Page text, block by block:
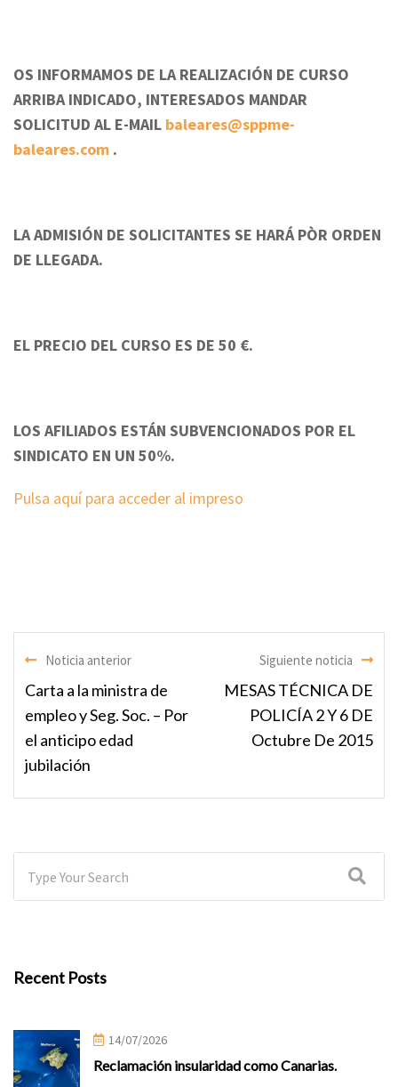
OS INFORMAMOS DE LA REALIZACIÓN DE CURSO
ARRIBA INDICADO, INTERESADOS MANDAR
SOLICITUD AL E-MAIL baleares@sppme-
baleares.com .
LA ADMISIÓN DE SOLICITANTES SE HARÁ PÒR ORDEN
DE LLEGADA.
EL PRECIO DEL CURSO ES DE 50 €.
LOS AFILIADOS ESTÁN SUBVENCIONADOS POR EL
SINDICATO EN UN 50%.
Pulsa aquí para acceder al impreso
Noticia anterior
Carta a la ministra de
empleo y Seg. Soc. – Por
el anticipo edad
jubilación
Siguiente noticia
MESAS TÉCNICA DE
POLICÍA 2 Y 6 DE
Octubre De 2015
Recent Posts
14/07/2026
Reclamación insularidad como Canarias.